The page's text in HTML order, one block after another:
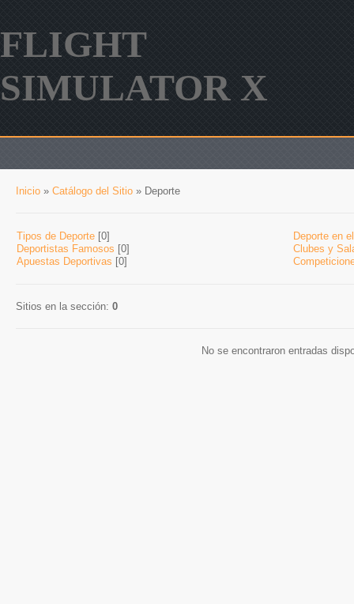
FLIGHT
SIMULATOR X
Inicio » Catálogo del Sitio » Deporte
Tipos de Deporte [0]
Deporte en
Deportistas Famosos [0]
Clubes y
Apuestas Deportivas [0]
Sitios en la sección: 0
No se encontraron entradas